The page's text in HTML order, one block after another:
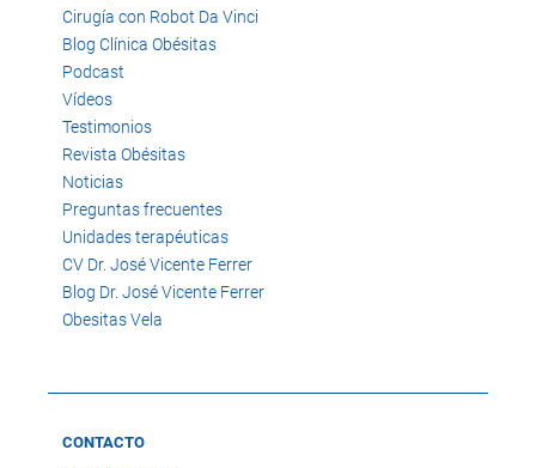
Cirugía con Robot Da Vinci
Blog Clínica Obésitas
Podcast
Vídeos
Testimonios
Revista Obésitas
Noticias
Preguntas frecuentes
Unidades terapéuticas
CV Dr. José Vicente Ferrer
Blog Dr. José Vicente Ferrer
Obesitas Vela
CONTACTO